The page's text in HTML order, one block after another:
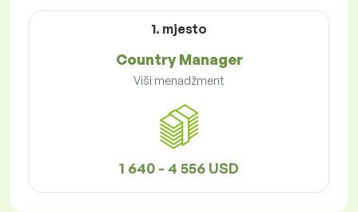
1. mjesto
Country Manager
Viši menadžment
1 640 - 4 556 USD